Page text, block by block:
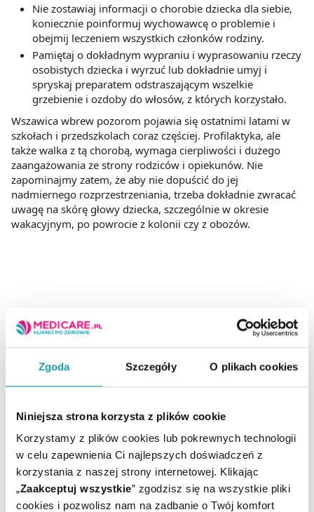
Zgoda Szczegóły O plikach cookies
Niniejsza strona korzysta z plików cookie
Korzystamy z plików cookies lub pokrewnych technologii
w celu zapewnienia Ci najlepszych doświadczeń z
korzystania z naszej strony internetowej. Klikając
„Zaakceptuj wszystkie” zgodzisz się na wszystkie pliki
cookies i pozwolisz nam na zadbanie o Twój komfort
Nie zostawiaj informacji o chorobie dziecka dla siebie,
koniecznie poinformuj wychowawcę o problemie i
obejmij leczeniem wszystkich członków rodziny.
Pamiętaj o dokładnym wypraniu i wyprasowaniu rzeczy
osobistych dziecka i wyrzuć lub dokładnie umyj i
spryskaj preparatem odstraszającym wszelkie
grzebienie i ozdoby do włosów, z których korzystało.
Wszawica wbrew pozorom pojawia się ostatnimi latami w
szkołach i przedszkolach coraz częściej. Profilaktyka, ale
także walka z tą chorobą, wymaga cierpliwości i dużego
zaangażowania ze strony rodziców i opiekunów. Nie
zapominajmy zatem, że aby nie dopuścić do jej
nadmiernego rozprzestrzeniania, trzeba dokładnie zwracać
uwagę na skórę głowy dziecka, szczególnie w okresie
wakacyjnym, po powrocie z kolonii czy z obozów.